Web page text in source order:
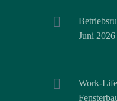
Juni 2026
Work-